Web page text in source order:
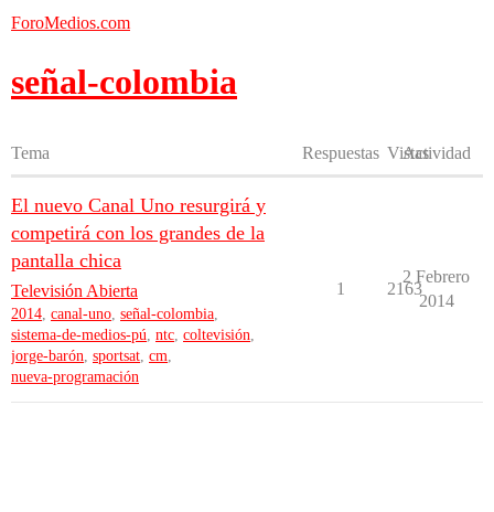
ForoMedios.com
señal-colombia
Tema Respuestas Vistas
Actividad
El nuevo Canal Uno resurgirá y
competirá con los grandes de la
pantalla chica
Televisión Abierta
2014, canal-uno, señal-colombia,
sistema-de-medios-pú, ntc, coltevisión,
jorge-barón, sportsat, cm,
nueva-programación
1 2163
2 Febrero
2014